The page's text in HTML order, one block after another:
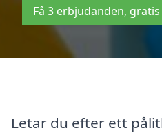
Få 3 erbjudanden,
Letar du efter ett